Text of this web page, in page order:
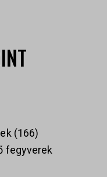
166
fegyverek